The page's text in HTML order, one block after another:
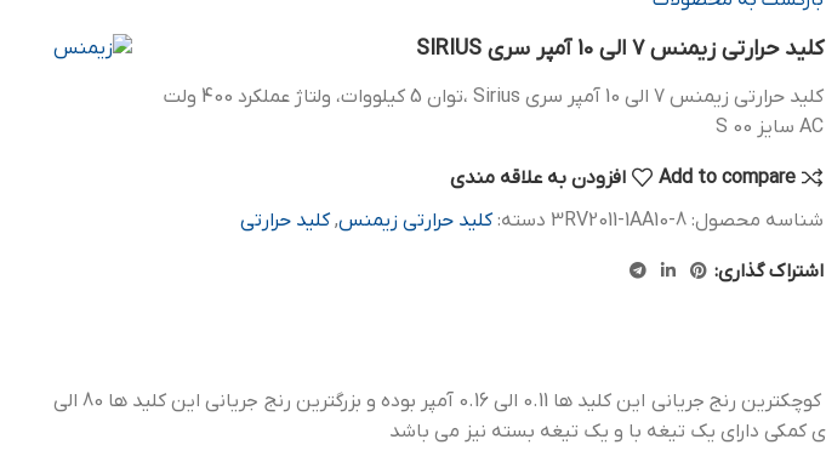
کلید حرارتی زیمنس 7 الی 10 آمپر سری SIRIUS
کلید حرارتی زیمنس 7 الی 10 آمپر سری Sirius ،توان 5 کیلووات، ولتاژ عملکرد 400 ولت
AC سایز S 00
Add to compare
افزودن به علاقه مندی
شناسه محصول: 3RV2011-1AA10-8 دسته: کلید حرارتی زیمنس, کلید حرارتی
اشتراک گذاری:
سری Sirius در سه فریم سایز به نام های S 00 – S 0 – S2 – S 3 تولید می شوند که کوچکترین رنج جریانی این کلید ها 0.11 الی 0.16 آمپر بوده و بزرگترین رنج جریانی این کلید ها 80 الی